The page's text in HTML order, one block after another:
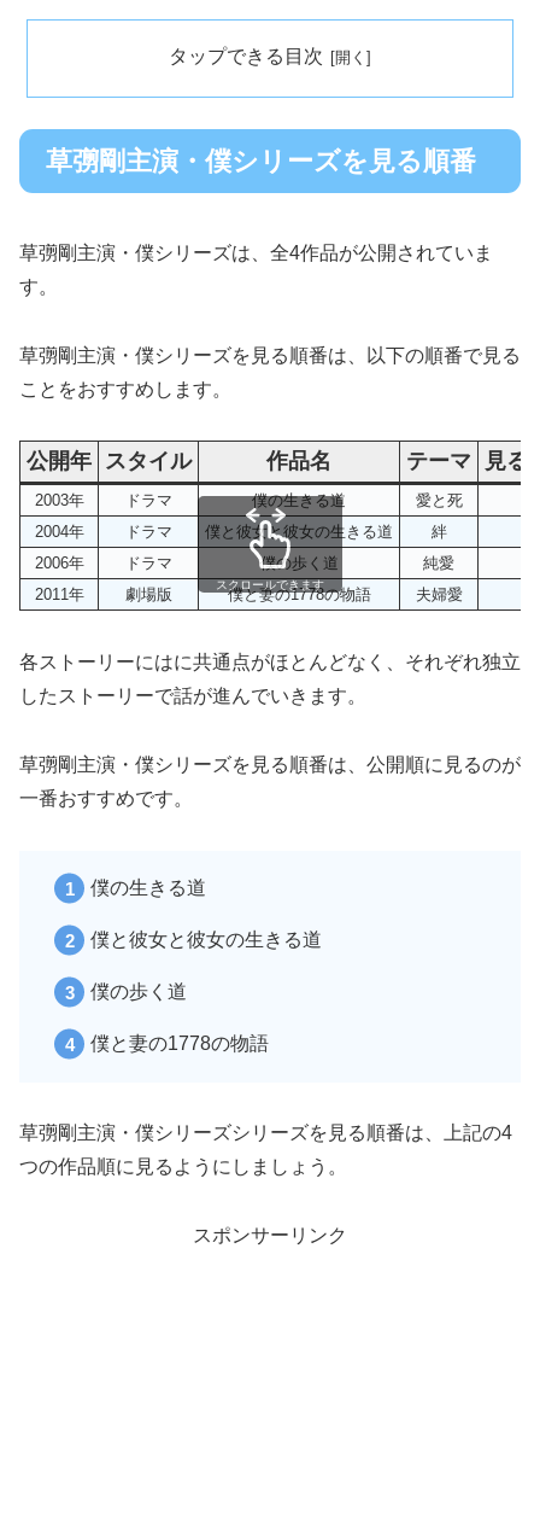
タップできる目次
草彅剛主演・僕シリーズを見る順番
草彅剛主演・僕シリーズは、全4作品が公開されていま
す。
草彅剛主演・僕シリーズを見る順番は、以下の順番で見る
ことをおすすめします。
公開年 スタイル 作品名 テーマ 見る
2003年 ドラマ 僕の生きる道 愛と死
2004年
ドラマ 僕と彼女と彼女の生きる道 絆
2006年
ドラマ 僕の歩く道 純愛
2011年
劇場版 僕と妻の1778の物語 夫婦愛
スクロールできます
各ストーリーにはに共通点がほとんどなく、それぞれ独立
したストーリーで話が進んでいきます。
草彅剛主演・僕シリーズを見る順番は、公開順に見るのが
一番おすすめです。
僕の生きる道
僕と彼女と彼女の生きる道
僕の歩く道
僕と妻の1778の物語
草彅剛主演・僕シリーズシリーズを見る順番は、上記の4
つの作品順に見るようにしましょう。
スポンサーリンク